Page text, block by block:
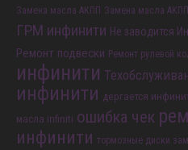
Замена масла АКПП Замена масла
ГРМ инфинити Не заводится
Ремонт подвески Ремонт рулевой
инфинити
инфинити дергается
масла infiniti ошибка чек
инфинити тормозные диски